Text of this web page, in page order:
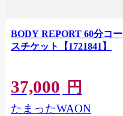
BODY REPORT 60分コー
スチケット【1721841】
37,000 円
たまったWAON